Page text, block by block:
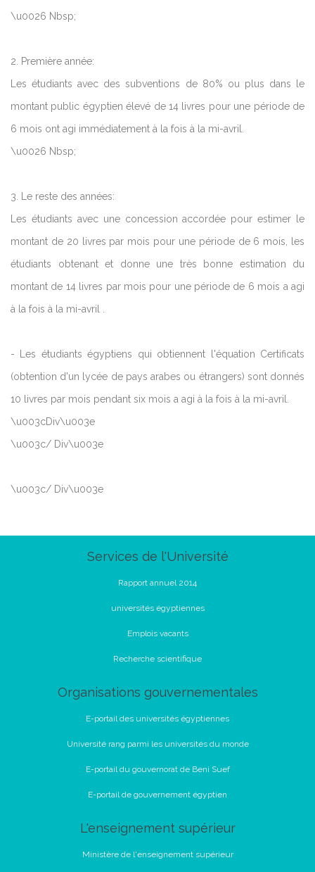
\u0026 Nbsp;
2. Première année:
Les étudiants avec des subventions de 80% ou plus dans le
montant public égyptien élevé de 14 livres pour une période de
6 mois ont agi immédiatement à la fois à la mi-avril.
\u0026 Nbsp;
3. Le reste des années:
Les étudiants avec une concession accordée pour estimer le
montant de 20 livres par mois pour une période de 6 mois, les
étudiants obtenant et donne une très bonne estimation du
montant de 14 livres par mois pour une période de 6 mois a agi
à la fois à la mi-avril .
- Les étudiants égyptiens qui obtiennent l'équation Certificats
(obtention d'un lycée de pays arabes ou étrangers) sont donnés
10 livres par mois pendant six mois a agi à la fois à la mi-avril.
\u003cDiv\u003e
\u003c/ Div\u003e
\u003c/ Div\u003e
Services de l'Université
Rapport annuel 2014
universités égyptiennes
Emplois vacants
Recherche scientifique
Organisations gouvernementales
E-portail des universités égyptiennes
Université rang parmi les universités du monde
E-portail du gouvernorat de Beni Suef
E-portail de gouvernement égyptien
L'enseignement supérieur
Ministère de l'enseignement supérieur